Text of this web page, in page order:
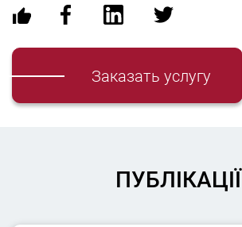
Заказать услугу
ПУБЛІКАЦІЇ